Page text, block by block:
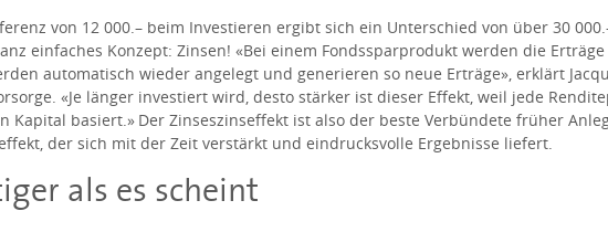
von 12 000.– beim Investieren ergibt sich ein Unterschied von über 30
einfaches Konzept: Zinsen! «Bei einem Fondssparprodukt werden die
automatisch wieder angelegt und generieren so neue Erträge», erklärt
«Je länger investiert wird, desto stärker ist dieser Effekt, weil jede
Kapital basiert.» Der Zinseszinseffekt ist also der beste Verbündete früher
der sich mit der Zeit verstärkt und eindrucksvolle Ergebnisse liefert.
als es scheint